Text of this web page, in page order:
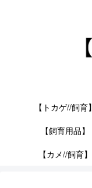
【トカゲ//飼育】
【飼育用品】
【カメ//飼育】